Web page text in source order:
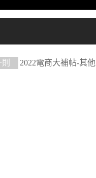
則
2022電商大補帖-其